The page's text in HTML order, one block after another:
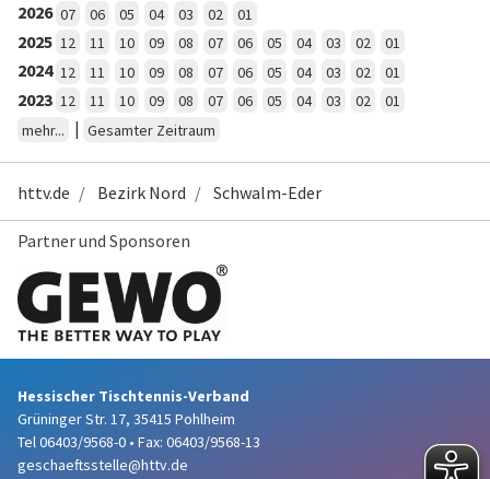
2026 07 06 05 04 03 02 01
2025 12 11 10 09 08 07 06 05 04 03 02 01
2024 12 11 10 09 08 07 06 05 04 03 02 01
2023 12 11 10 09 08 07 06 05 04 03 02
01
mehr...
| Gesamter Zeitraum
httv.de Bezirk Nord Schwalm-Eder
Partner und Sponsoren
Hessischer Tischtennis-Verband
Grüninger Str. 17, 35415 Pohlheim
Tel 06403/9568-0 • Fax: 06403/9568-13
geschaeftsstelle@httv.de